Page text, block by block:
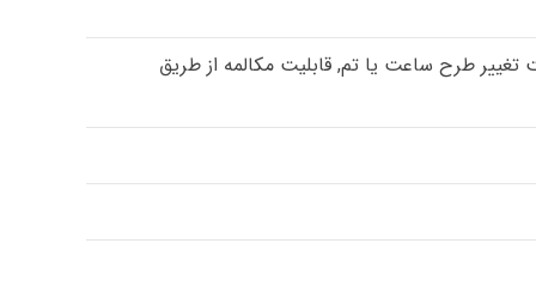
طرح ساعت یا تم, قابلیت مکالمه از طریق